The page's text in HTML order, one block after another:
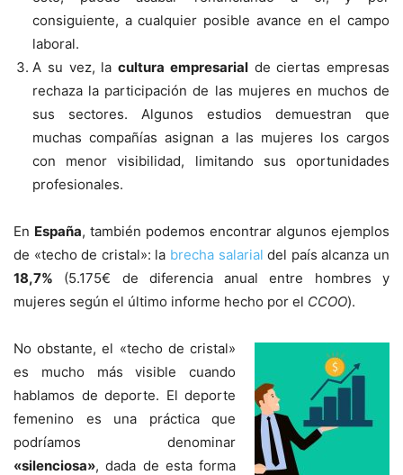
consiguiente, a cualquier posible avance en el campo
laboral.
A su vez, la cultura empresarialde ciertas empresas
rechaza la participación de las mujeres en muchos de
sus sectores. Algunos estudios demuestran que
muchas compañías asignan a las mujeres los cargos
con menor visibilidad, limitando sus oportunidades
profesionales.
En España, también podemos encontrar algunos ejemplos
de «techo de cristal»: la brecha salarialdel país alcanza un
18,7% (5.175€ de diferencia anual entre hombres y
mujeres según el último informe hecho por el CCOO).
No obstante, el «techo de cristal»
es mucho más visible cuando
hablamos de deporte. El deporte
femenino es una práctica que
podríamos denominar
«silenciosa», dada de esta forma